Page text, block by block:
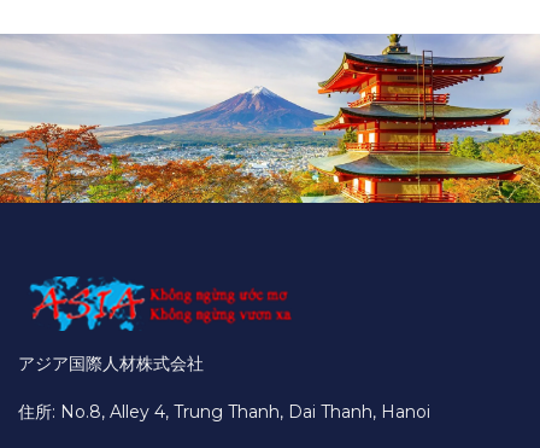
アジア国際人材株式会社
住所: No.8, Alley 4, Trung Thanh, Dai Thanh, Hanoi